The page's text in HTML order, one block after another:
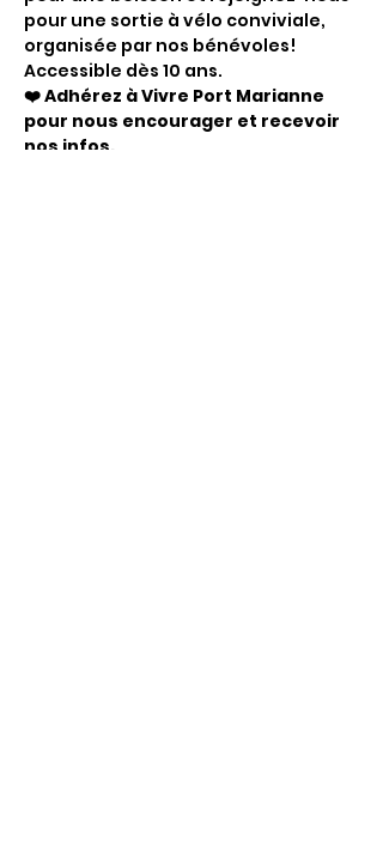
pour une sortie à vélo conviviale,
organisée par nos bénévoles!
Accessible dès 10 ans.
❤️ Adhérez à Vivre Port Marianne
pour nous encourager et recevoir
nos infos.